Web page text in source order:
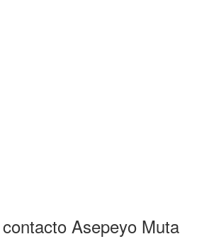
Asepeyo Muta